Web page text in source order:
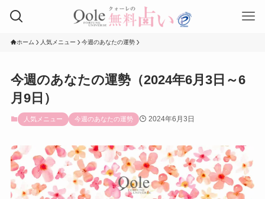
ホーム 人気メニュー 今週のあなたの運勢
今週のあなたの運勢（2024年6月3日～6
月9日）
人気メニュー 今週のあなたの運勢 2024年6月3日